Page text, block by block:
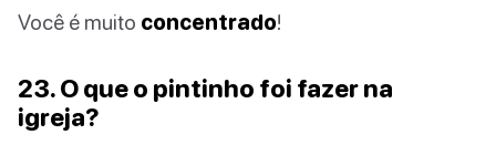
Você é muito concentrado!
23. O que o pintinho foi fazer na
igreja?